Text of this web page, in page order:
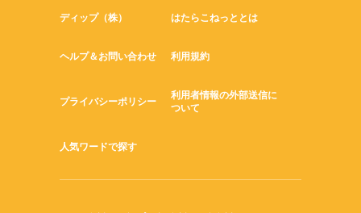
ディップ（株） はたらこねっととは
ヘルプ＆お問い合わせ 利用規約
プライバシーポリシー
利用者情報の外部送信に
ついて
人気ワードで探す